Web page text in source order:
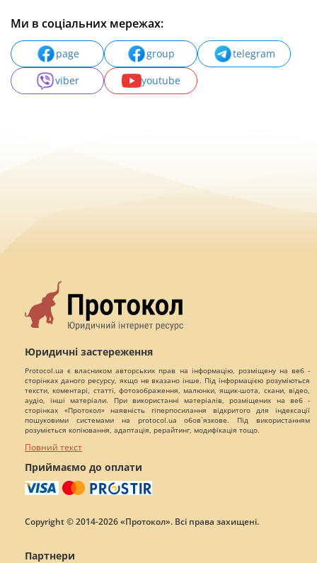
Ми в соціальних мережах:
page group
telegram
viber
youtube
Юридичні застереження
Protocol.ua є власником авторських прав на інформацію, розміщену на веб -
сторінках даного ресурсу, якщо не вказано інше. Під інформацією розуміються
тексти, коментарі, статті, фотозображення, малюнки, ящик-шота, скани, відео,
аудіо, інші матеріали. При використанні матеріалів, розміщених на веб -
сторінках «Протокол» наявність гіперпосилання відкритого для індексації
пошуковими системами на protocol.ua обов`язкове. Під використанням
розуміється копіювання, адаптація, рерайтинг, модифікація тощо.
Повний текст
Приймаємо до оплати
Copyright © 2014-2026 «Протокол». Всі права захищені.
Партнери